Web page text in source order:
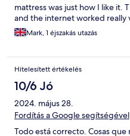
mattress was just how I like it.
and the internet worked really
the room to do work. The staff
friendly. Although the hotel
10/10
Mark, 1 éjszakás utazás
Hitelesített értékelés
10/6 Jó
2024. május 28.
Fordítás a Google segítségével
Todo está correcto. Cosas